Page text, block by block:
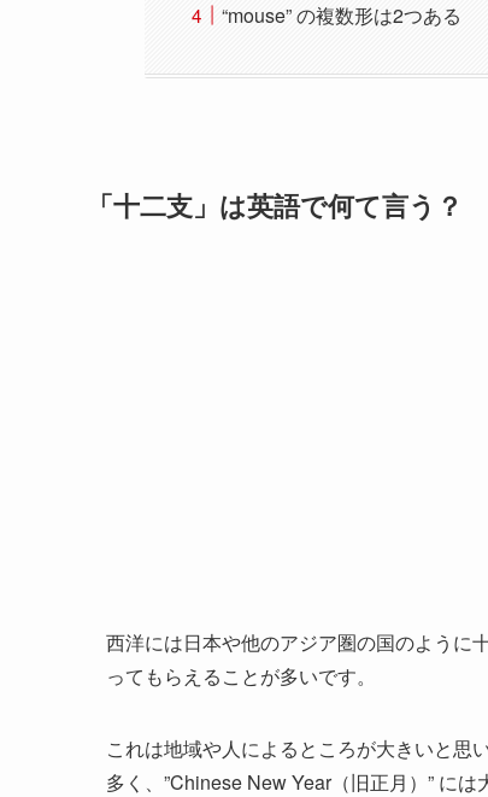
“mouse” の複数形は2つある
「十二支」は英語で何て言う？
西洋には日本や他のアジア圏の国のように
ってもらえることが多いです。
これは地域や人によるところが大きいと思
多く、”Chinese New Year（旧正月）” に